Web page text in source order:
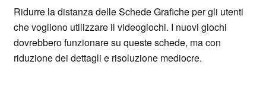
Ridurre la distanza delle Schede Grafiche per gli utenti
che vogliono utilizzare il videogiochi. I nuovi giochi
dovrebbero funzionare su queste schede, ma con
riduzione dei dettagli e risoluzione mediocre.